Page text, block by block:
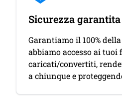
Sicurezza garantita
Garantiamo il 100%
abbiamo accesso ai tuoi
caricati/convertiti,
a chiunque e